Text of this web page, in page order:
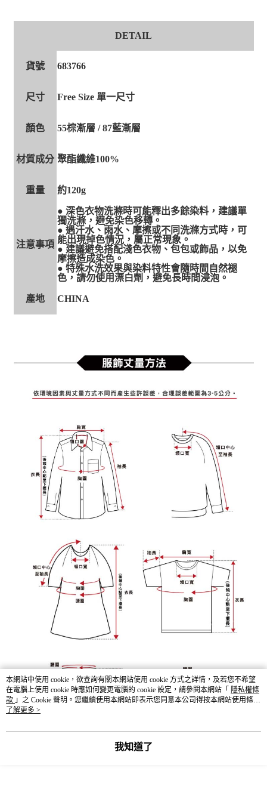
DETAIL
貨號 683766
尺寸 Free Size 單一尺寸
顏色 55棕漸層 / 87藍漸層
材質成分 聚酯纖維100%
重量 約120g
注意事項
● 深色衣物洗滌時可能釋出多餘染料，建議單
獨洗滌，避免染色移轉。
● 遇汗水、雨水、摩擦或不同洗滌方式時，可
能出現掉色情況，屬正常現象。
● 建議避免搭配淺色衣物、包包或飾品，以免
摩擦造成染色。
● 特殊水洗效果與染料特性會隨時間自然褪
色，請勿使用漂白劑，避免長時間浸泡。
產地 CHINA
本網站中使用 cookie，欲查詢有關本網站使用 cookie 方式之詳情，及若您不希望
在電腦上使用 cookie 時應如何變更電腦的 cookie 設定，請參閱本網站「 隱私權條
款 」之 Cookie 聲明。您繼續使用本網站即表示您同意本公司得按本網站使用條款
之 Cookie 聲明使用 cookie。
了解更多 >
我知道了